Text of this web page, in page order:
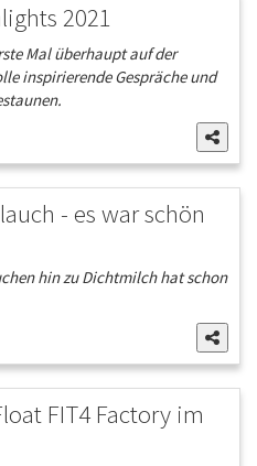
2021
Mal überhaupt auf der
inspirierende Gespräche und
- es war schön
hin zu Dichtmilch hat schon
FIT4 Factory im